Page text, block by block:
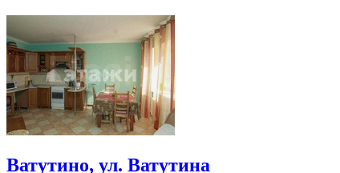
Ватутино, ул. Ватутина